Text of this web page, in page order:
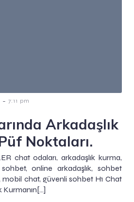
- 7:11 pm
Arkadaşlık
Noktaları.
chat odaları, arkadaşlık kurma,
online arkadaşlık, sohbet
mobil chat, güvenli sohbet H1 Chat
Kurmanın[…]